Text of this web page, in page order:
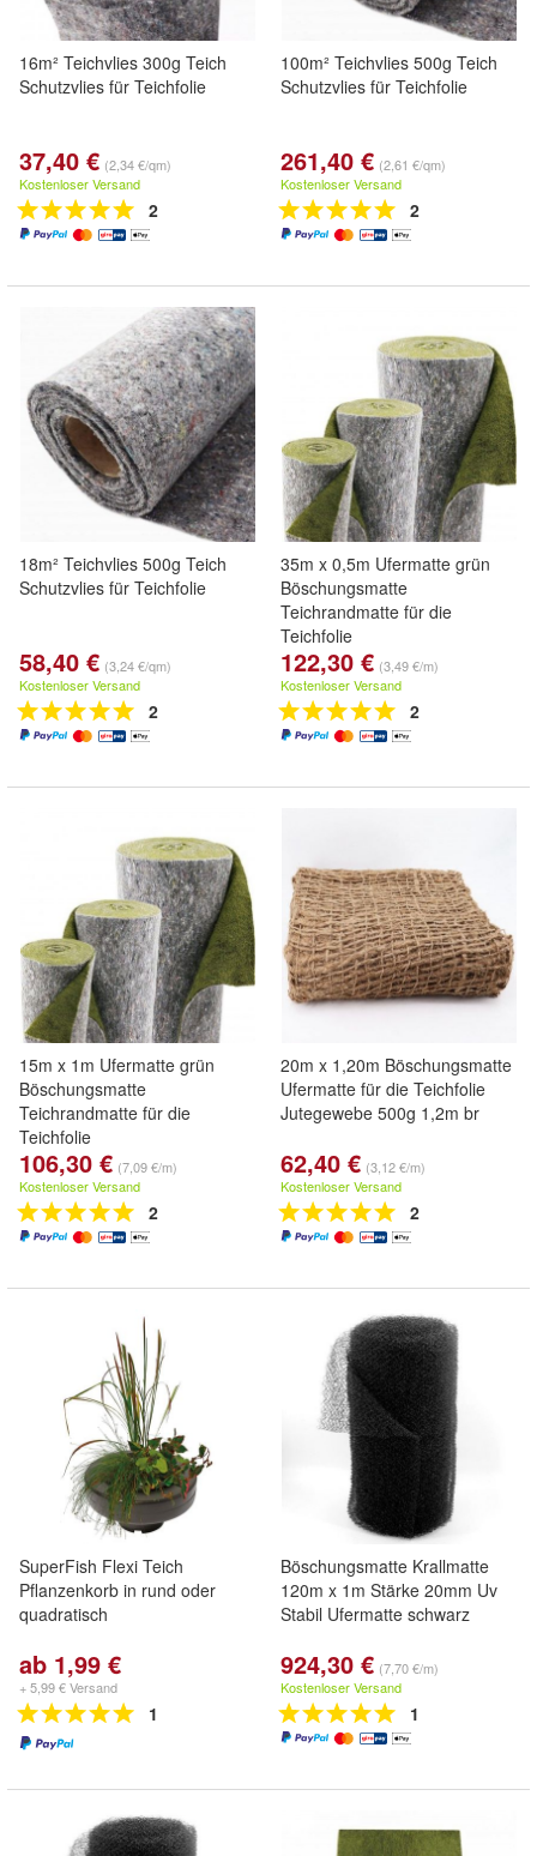
16m² Teichvlies 300g Teich
Schutzvlies für Teichfolie
37,40 € (2,34 €/qm)
Kostenloser Versand
2
100m² Teichvlies 500g Teich
Schutzvlies für Teichfolie
261,40 € (2,61 €/qm)
Kostenloser Versand
2
18m² Teichvlies 500g Teich
Schutzvlies für Teichfolie
58,40 € (3,24 €/qm)
Kostenloser Versand
2
35m x 0,5m Ufermatte grün
Böschungsmatte
Teichrandmatte für die
Teichfolie
122,30 € (3,49 €/m)
Kostenloser Versand
2
15m x 1m Ufermatte grün
Böschungsmatte
Teichrandmatte für die
Teichfolie
106,30 € (7,09 €/m)
Kostenloser Versand
2
20m x 1,20m Böschungsmatte
Ufermatte für die Teichfolie
Jutegewebe 500g 1,2m br
62,40 € (3,12 €/m)
Kostenloser Versand
2
SuperFish Flexi Teich
Pflanzenkorb in rund oder
quadratisch
ab 1,99 €
+ 5,99 € Versand
1
Böschungsmatte Krallmatte
120m x 1m Stärke 20mm Uv
Stabil Ufermatte schwarz
924,30 € (7,70 €/m)
Kostenloser Versand
1